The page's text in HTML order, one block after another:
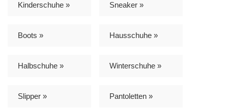
Kinderschuhe » Sneaker »
Boots » Hausschuhe »
Halbschuhe » Winterschuhe »
Slipper » Pantoletten »